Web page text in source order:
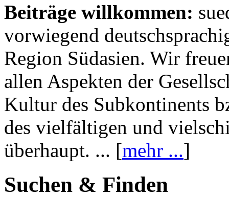
Beiträge willkommen:
vorwiegend
Region Südasien. Wir
allen Aspekten der
Kultur des Subkontinents
des vielfältigen und
überhaupt. ... [mehr ...]
Suchen & Finden